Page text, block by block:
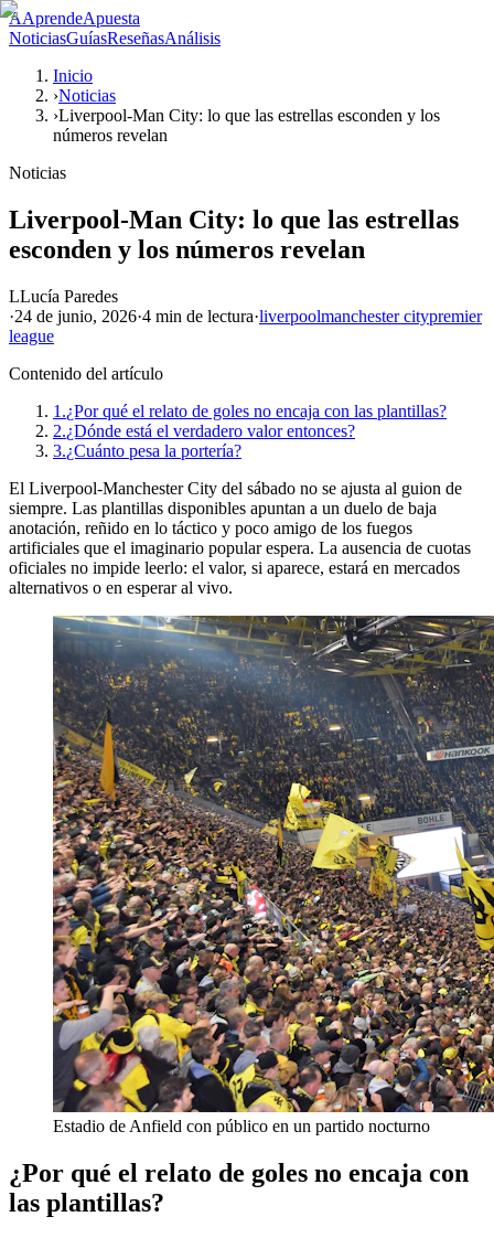
AAprendeApuesta
NoticiasGuíasReseñasAnálisis
Inicio
›Noticias
›Liverpool-Man City: lo que las estrellas esconden y los
números revelan
Noticias
Liverpool-Man City: lo que las estrellas
esconden y los números revelan
LLucía Paredes
·24 de junio, 2026·4 min de lectura·liverpoolmanchester citypremier
league
Contenido del artículo
1.¿Por qué el relato de goles no encaja con las plantillas?
2.¿Dónde está el verdadero valor entonces?
3.¿Cuánto pesa la portería?
El Liverpool-Manchester City del sábado no se ajusta al guion de
siempre. Las plantillas disponibles apuntan a un duelo de baja
anotación, reñido en lo táctico y poco amigo de los fuegos
artificiales que el imaginario popular espera. La ausencia de cuotas
oficiales no impide leerlo: el valor, si aparece, estará en mercados
alternativos o en esperar al vivo.
Estadio de Anfield con público en un partido nocturno
¿Por qué el relato de goles no encaja con
las plantillas?